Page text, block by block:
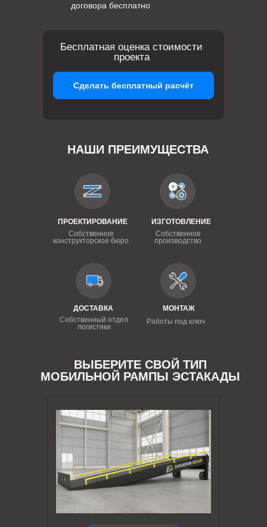
договора бесплатно
НАШИ ПРЕИМУЩЕСТВА
ПРОЕКТИРОВАНИЕ
Собственное
конструкторское бюро
ИЗГОТОВЛЕНИЕ
Собственное
производство
ДОСТАВКА
Собственный отдел
логистики
МОНТАЖ
Работы под ключ
Бесплатная оценка стоимости
проекта
Сделать бесплатный расчёт
ВЫБЕРИТЕ СВОЙ ТИП
МОБИЛЬНОЙ РАМПЫ ЭСТАКАДЫ